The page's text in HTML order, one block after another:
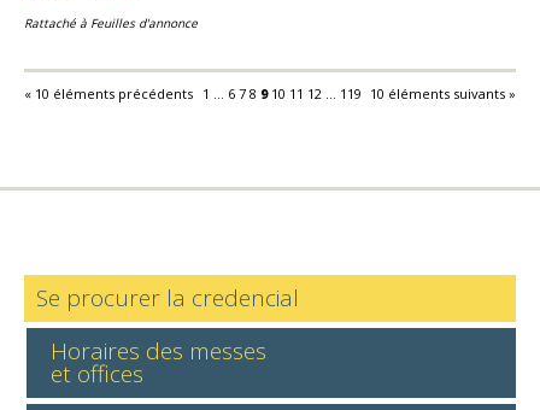
Rattaché à Feuilles d'annonce
« 10 éléments précédents 10 éléments suivants »
1 ... 6 7 8 9 10 11 12 ... 119
Se procurer la credencial
Horaires des messes
et offices